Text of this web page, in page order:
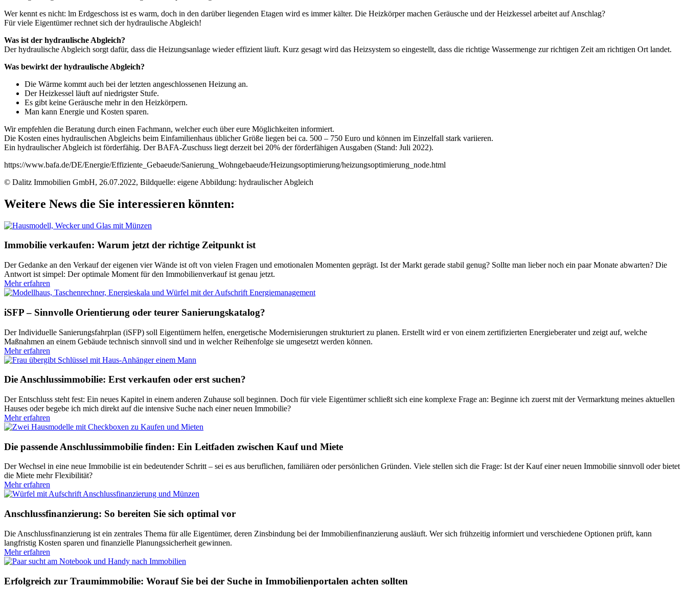
Wer kennt es nicht: lm Erdgeschoss ist es warm, doch in den darüber liegenden Etagen wird es immer kälter. Die Heizkörper machen Geräusche und der Heizkessel arbeitet auf Anschlag?
Für viele Eigentümer rechnet sich der hydraulische Abgleich!
Was ist der hydraulische Abgleich?
Der hydraulische Abgleich sorgt dafür, dass die Heizungsanlage wieder effizient läuft. Kurz gesagt wird das Heizsystem so eingestellt, dass die richtige Wassermenge zur richtigen Zeit am richtigen Ort landet.
Was bewirkt der hydraulische Abgleich?
Die Wärme kommt auch bei der letzten angeschlossenen Heizung an.
Der Heizkessel läuft auf niedrigster Stufe.
Es gibt keine Geräusche mehr in den Heizkörpern.
Man kann Energie und Kosten sparen.
Wir empfehlen die Beratung durch einen Fachmann, welcher euch über eure Möglichkeiten informiert.
Die Kosten eines hydraulischen Abgleichs beim Einfamilienhaus üblicher Größe liegen bei ca. 500 – 750 Euro und können im Einzelfall stark variieren.
Ein hydraulischer Abgleich ist förderfähig. Der BAFA-Zuschuss liegt derzeit bei 20% der förderfähigen Ausgaben (Stand: Juli 2022).
https://www.bafa.de/DE/Energie/Effiziente_Gebaeude/Sanierung_Wohngebaeude/Heizungsoptimierung/heizungsoptimierung_node.html
© Dalitz Immobilien GmbH, 26.07.2022, Bildquelle: eigene Abbildung: hydraulischer Abgleich
Weitere News die Sie interessieren könnten:
Immobilie verkaufen: Warum jetzt der richtige Zeitpunkt ist
Der Gedanke an den Verkauf der eigenen vier Wände ist oft von vielen Fragen und emotionalen Momenten geprägt. Ist der Markt gerade stabil genug? Sollte man lieber noch ein paar Monate abwarten? Die
Antwort ist simpel: Der optimale Moment für den Immobilienverkauf ist genau jetzt.
Mehr erfahren
iSFP – Sinnvolle Orientierung oder teurer Sanierungskatalog?
Der Individuelle Sanierungsfahrplan (iSFP) soll Eigentümern helfen, energetische Modernisierungen strukturiert zu planen. Erstellt wird er von einem zertifizierten Energieberater und zeigt auf, welche
Maßnahmen an einem Gebäude technisch sinnvoll sind und in welcher Reihenfolge sie umgesetzt werden können.
Mehr erfahren
Die Anschlussimmobilie: Erst verkaufen oder erst suchen?
Der Entschluss steht fest: Ein neues Kapitel in einem anderen Zuhause soll beginnen. Doch für viele Eigentümer schließt sich eine komplexe Frage an: Beginne ich zuerst mit der Vermarktung meines aktuellen
Hauses oder begebe ich mich direkt auf die intensive Suche nach einer neuen Immobilie?
Mehr erfahren
Die passende Anschlussimmobilie finden: Ein Leitfaden zwischen Kauf und Miete
Der Wechsel in eine neue Immobilie ist ein bedeutender Schritt – sei es aus beruflichen, familiären oder persönlichen Gründen. Viele stellen sich die Frage: Ist der Kauf einer neuen Immobilie sinnvoll oder bietet
die Miete mehr Flexibilität?
Mehr erfahren
Anschlussfinanzierung: So bereiten Sie sich optimal vor
Die Anschlussfinanzierung ist ein zentrales Thema für alle Eigentümer, deren Zinsbindung bei der Immobilienfinanzierung ausläuft. Wer sich frühzeitig informiert und verschiedene Optionen prüft, kann
langfristig Kosten sparen und finanzielle Planungssicherheit gewinnen.
Mehr erfahren
Erfolgreich zur Traumimmobilie: Worauf Sie bei der Suche in Immobilienportalen achten sollten